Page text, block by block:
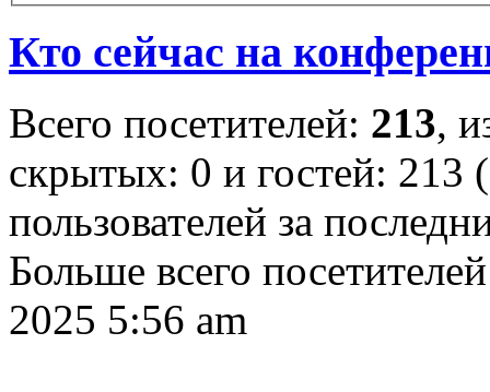
Кто сейчас на
Всего посетителей: 213,
скрытых: 0 и гостей: 213
пользователей за
Больше всего
2025 5:56 am